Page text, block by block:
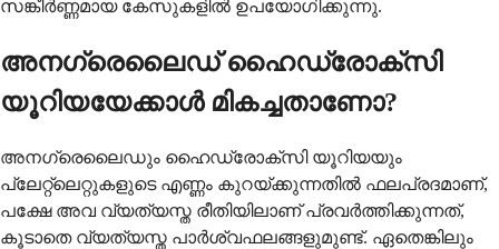
സങ്കീർണ്ണമായ കേസുകളിൽ ഉപയോഗിക്കുന്നു.
അനഗ്രെലൈഡ് ഹൈഡ്രോക്സി
യൂറിയയേക്കാൾ മികച്ചതാണോ?
അനഗ്രെലൈഡും ഹൈഡ്രോക്സി യൂറിയയും
പ്ലേറ്റ്‌ലെറ്റുകളുടെ എണ്ണം കുറയ്ക്കുന്നതിൽ ഫലപ്രദമാണ്,
പക്ഷേ അവ വ്യത്യസ്ത രീതിയിലാണ് പ്രവർത്തിക്കുന്നത്,
കൂടാതെ വ്യത്യസ്ത പാർശ്വഫലങ്ങളുമുണ്ട്. ഏതെങ്കിലും